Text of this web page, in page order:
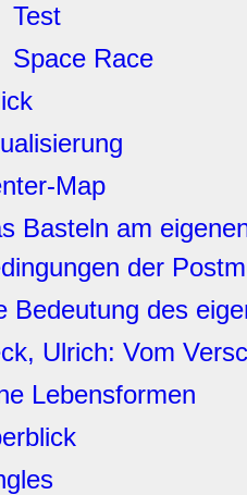
Test
Space Race
Map
Basteln am
der
Bedeutung des
Ulrich: Vom
Lebensformen